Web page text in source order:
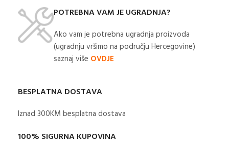
POTREBNA VAM JE UGRADNJA?
Ako vam je potrebna ugradnja proizvoda
(ugradnju vršimo na području Hercegovine)
saznaj više OVDJE
BESPLATNA DOSTAVA
Iznad 300KM besplatna dostava​
100% SIGURNA KUPOVINA